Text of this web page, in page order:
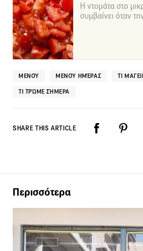
Η ντομάτα στο
συμβαίνει όταν
ΜΕΝΟΎ ΜΕΝΟΎ ΗΜΈΡΑΣ ΤΙ
ΤΙ ΤΡΏΜΕ ΣΉΜΕΡΑ
SHARE THIS ARTICLE
Περισσότερα